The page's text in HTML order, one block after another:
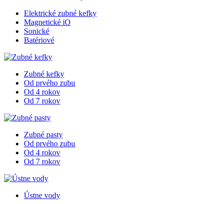
Elektrické zubné kefky
Magnetické iO
Sonické
Batériové
Zubné kefky
Od prvého zubu
Od 4 rokov
Od 7 rokov
Zubné pasty
Od prvého zubu
Od 4 rokov
Od 7 rokov
Ústne vody